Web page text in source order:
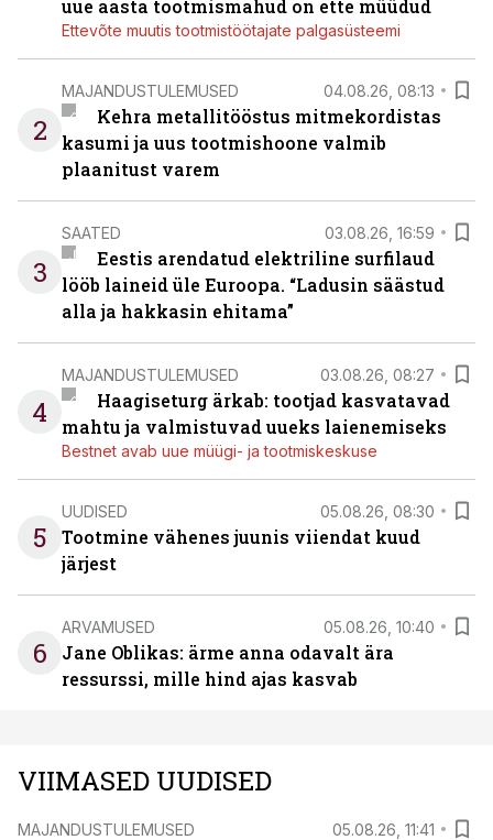
uue aasta tootmismahud on ette müüdud
Ettevõte muutis tootmistöötajate palgasüsteemi
2
MAJANDUSTULEMUSED 04.08.26, 08:13
Kehra metallitööstus mitmekordistas
kasumi ja uus tootmishoone valmib
plaanitust varem
3
SAATED 03.08.26, 16:59
Eestis arendatud elektriline surfilaud
lööb laineid üle Euroopa. “Ladusin säästud
alla ja hakkasin ehitama”
4
MAJANDUSTULEMUSED 03.08.26, 08:27
Haagiseturg ärkab: tootjad kasvatavad
mahtu ja valmistuvad uueks laienemiseks
Bestnet avab uue müügi- ja tootmiskeskuse
5
UUDISED 05.08.26, 08:30
Tootmine vähenes juunis viiendat kuud
järjest
6
ARVAMUSED 05.08.26, 10:40
Jane Oblikas: ärme anna odavalt ära
ressurssi, mille hind ajas kasvab
VIIMASED UUDISED
MAJANDUSTULEMUSED 05.08.26, 11:41